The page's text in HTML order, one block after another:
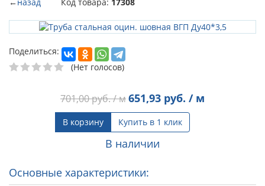
Поделиться:
(Нет голосов)
701,00руб. / м651,93 руб. / м
В корзину Купить в 1 клик
В наличии
Основные характеристики: